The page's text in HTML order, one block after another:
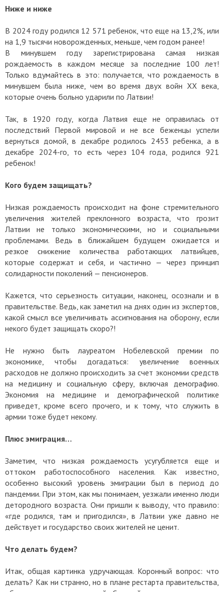
Ниже и ниже
В 2024 году родился 12 571 ребенок, что еще на 13,2%, или
на 1,9 тысячи новорожденных, меньше, чем годом ранее!
В минувшем году зарегистрирована самая низкая
рождаемость в каждом месяце за последние 100 лет!
Только вдумайтесь в это: получается, что рождаемость в
минувшем была ниже, чем во время двух войн XX века,
которые очень больно ударили по Латвии!
Так, в 1920 году, когда Латвия еще не оправилась от
последствий Первой мировой и не все беженцы успели
вернуться домой, в декабре родилось 2453 ребенка, а в
декабре 2024-го, то есть через 104 года, родился 921
ребенок!
Кого будем защищать?
Низкая рождаемость происходит на фоне стремительного
увеличения жителей преклонного возраста, что грозит
Латвии не только экономическими, но и социальными
проблемами. Ведь в ближайшем будущем ожидается и
резкое снижение количества работающих латвийцев,
которые содержат и себя, и частично — через принцип
солидарности поколений — пенсионеров.
Кажется, что серьезность ситуации, наконец, осознали и в
правительстве. Ведь, как заметил на днях один из экспертов,
какой смысл все увеличивать ассигнования на оборону, если
некого будет защищать скоро?!
Не нужно быть лауреатом Нобелевской премии по
экономике, чтобы догадаться: увеличение военных
расходов не должно происходить за счет экономии средств
на медицину и социальную сферу, включая демографию.
Экономия на медицине и демографической политике
приведет, кроме всего прочего, и к тому, что служить в
армии тоже будет некому.
Плюс эмиграция…
Заметим, что низкая рождаемость усугубляется еще и
оттоком работоспособного населения. Как известно,
особенно высокий уровень эмиграции был в период до
пандемии. При этом, как мы понимаем, уезжали именно люди
детородного возраста. Они пришли к выводу, что правило:
«где родился, там и пригодился», в Латвии уже давно не
действует и государство своих жителей не ценит.
Что делать будем?
Итак, общая картинка удручающая. Коронный вопрос: что
делать? Как ни странно, но в плане рестарта правительства,